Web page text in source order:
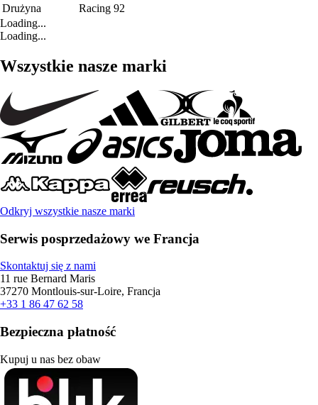
Drużyna
Racing 92
Loading...
Loading...
Wszystkie nasze marki
Odkryj wszystkie nasze marki
Serwis posprzedażowy we Francja
Skontaktuj się z nami
11 rue Bernard Maris
37270 Montlouis-sur-Loire, Francja
+33 1 86 47 62 58
Bezpieczna płatność
Kupuj u nas bez obaw